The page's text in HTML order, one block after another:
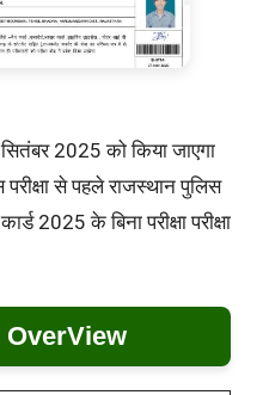
2025 को किया जाएगा
से पहले राजस्थान पुलिस
2025 के बिना परीक्षा परीक्षा
OverView